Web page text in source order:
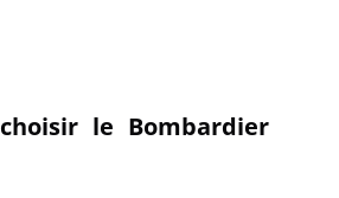
le Bombardier